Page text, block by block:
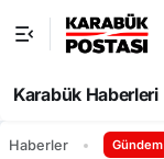
Karabük Haberleri
Haberler Gündem